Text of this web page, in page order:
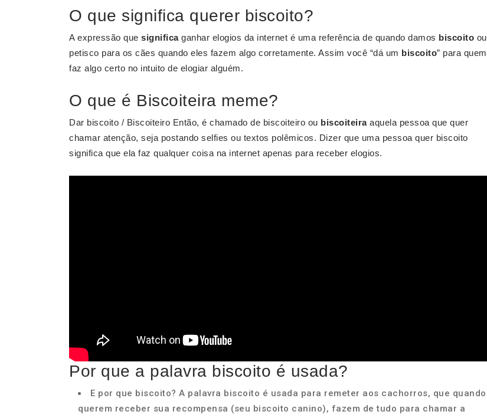
O que significa querer biscoito?
A expressão que significaganhar elogios da internet é uma referência de quando damos biscoito ou
petisco para os cães quando eles fazem algo corretamente. Assim você “dá um biscoito” para quem
faz algo certo no intuito de elogiar alguém.
O que é Biscoiteira meme?
Dar biscoito / Biscoiteiro Então, é chamado de biscoiteiro ou biscoiteiraaquela pessoa que quer
chamar atenção, seja postando selfies ou textos polêmicos. Dizer que uma pessoa quer biscoito
significa que ela faz qualquer coisa na internet apenas para receber elogios.
Por que a palavra biscoito é usada?
E por que biscoito? A palavra biscoito é usada para remeter aos cachorros, que quando
querem receber sua recompensa (seu biscoito canino), fazem de tudo para chamar a